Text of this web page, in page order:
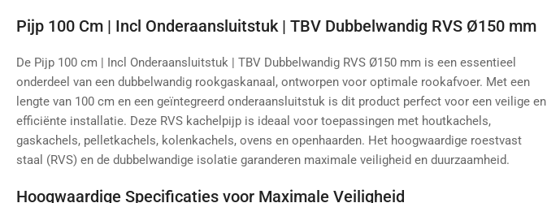
Pijp 100 Cm | Incl Onderaansluitstuk | TBV Dubbelwandig RVS Ø150 mm
De Pijp 100 cm | Incl Onderaansluitstuk | TBV Dubbelwandig RVS Ø150 mm is een essentieel
onderdeel van een dubbelwandig rookgaskanaal, ontworpen voor optimale rookafvoer. Met een
lengte van 100 cm en een geïntegreerd onderaansluitstuk is dit product perfect voor een veilige en
efficiënte installatie. Deze RVS kachelpijp is ideaal voor toepassingen met houtkachels,
gaskachels, pelletkachels, kolenkachels, ovens en openhaarden. Het hoogwaardige roestvast
staal (RVS) en de dubbelwandige isolatie garanderen maximale veiligheid en duurzaamheid.
Hoogwaardige Specificaties voor Maximale Veiligheid